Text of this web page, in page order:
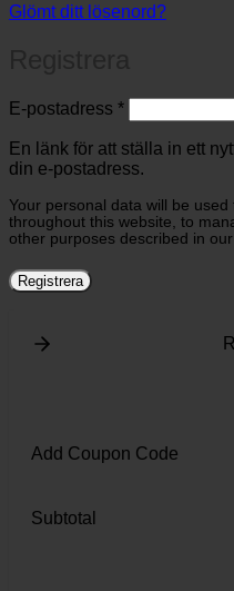
Glömt ditt lösenord?
E-postadress *Obligatoriskt
En länk för att ställa in ett
din e-postadress.
Your personal data will be
throughout this website, to
other purposes described in our
Registrera
Add Coupon Code
Subtotal